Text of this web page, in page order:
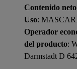
Contenido neto
Uso:
Operador
del producto:
Darmstadt D